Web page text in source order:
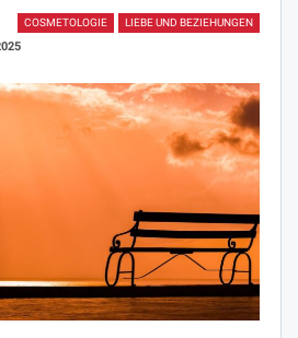
COSMETOLOGIE LIEBE UND BEZIEHUNGEN